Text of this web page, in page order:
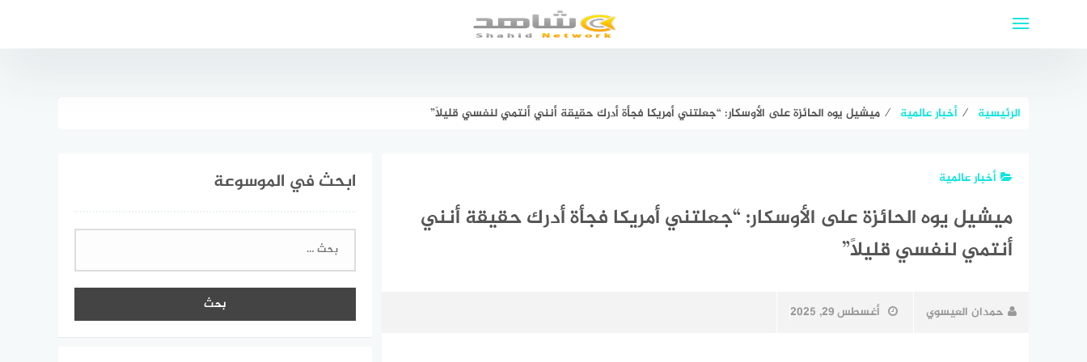
الرئيسية ⁄ أخبار عالمية ⁄ ميشيل يوه الحائزة على الأوسكار: “جعلتني أمريكا فجأة أدرك حقيقة أنني أنتمي لنفسي قليلًا”
أخبار عالمية
ميشيل يوه الحائزة على الأوسكار: “جعلتني أمريكا فجأة أدرك حقيقة أنني
أنتمي لنفسي قليلًا”
حمدان العيسوي أغسطس 29, 2025
ابحث في الموسوعة
البحث